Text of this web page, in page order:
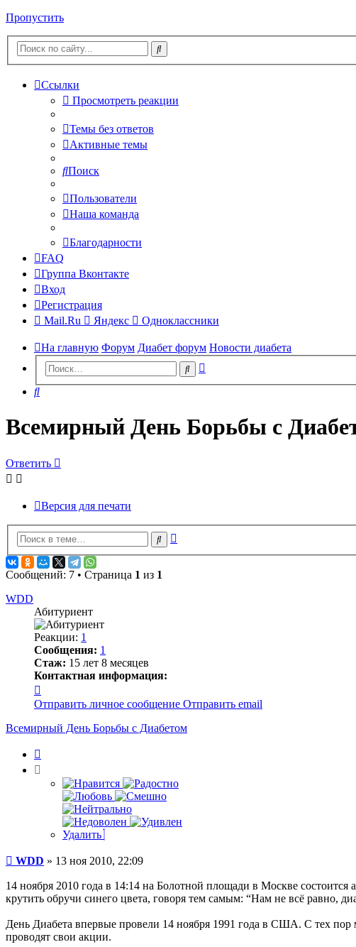
Пропустить
Ссылки
Просмотреть реакции
Темы без ответов
Активные темы
Поиск
Пользователи
Наша команда
Благодарности
FAQ
Группа Вконтакте
Вход
Регистрация
Mail.Ru
Яндекс Одноклассники
На главную Форум Диабет форум Новости диабета
Поиск
Поиск
Всемирный День Борьбы с
Ответить
Версия для печати
Поиск
Сообщений: 7 • Страница 1 из 1
WDD
Абитуриент
Реакции: 1
Сообщения: 1
Стаж: 15 лет 8 месяцев
Контактная информация:
информация
пользователя
WDD
Отправить личное сообщение Отправить email
Всемирный День Борьбы с Диабетом
Удалить
Сообщение
WDD » 13 ноя 2010, 22:09
14 ноября 2010 года в 14:14 на Болотной площади в Москве
крутить обручи синего цвета, говоря тем самым: “Нам не всё равно,
День Диабета впервые провели 14 ноября 1991 года в США. С тех пор
проводят свои акции.